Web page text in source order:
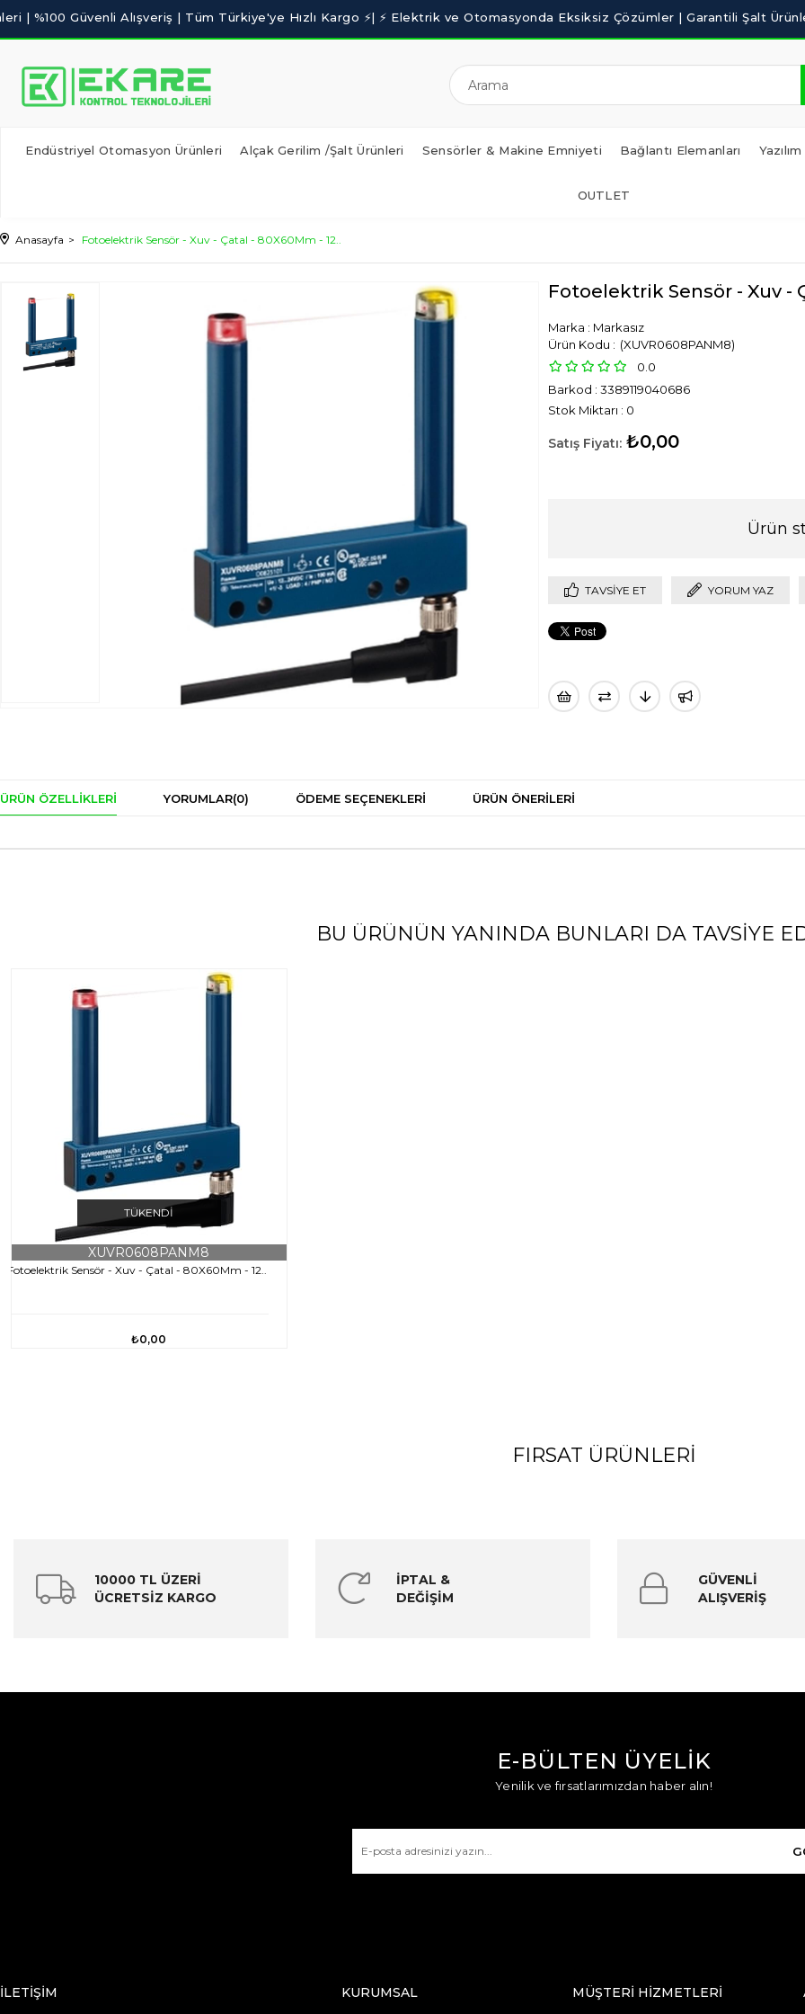
Endüstriyel Otomasyon Ürünleri Alçak Gerilim /Şalt Ürünleri Sensörler & Makine Emniyeti Bağlantı Elemanları
OUTLET
Anasayfa Fotoelektrik Sensör - Xuv - Çatal - 80X60Mm - 12..
Fotoelektrik Sensör - Xuv -
Marka : Markasız
(XUVR0608PANM8)
0.0
Barkod : 3389119040686
Stok Miktarı : 0
₺0,00
Ürün
TAVSIYE ET YORUM YAZ
ÜRÜN ÖZELLIKLERI YORUMLAR(0) ÖDEME SEÇENEKLERI ÜRÜN ÖNERILERI
BU ÜRÜNÜN YANINDA BUNLARI DA TAVSIYE
TÜKENDI
Fotoelektrik Sensör - Xuv - Çatal - 80X60Mm - 12..
XUVR0608PANM8
₺0,00
FIRSAT ÜRÜNLERI
10000 TL ÜZERİ
ÜCRETSİZ KARGO
İPTAL &
DEĞİŞİM
GÜVENLİ
ALIŞVERİŞ
E-BÜLTEN ÜYELİK
Yenilik ve fırsatlarımızdan haber alın!
İLETİŞİM KURUMSAL MÜŞTERİ HİZMETLERİ